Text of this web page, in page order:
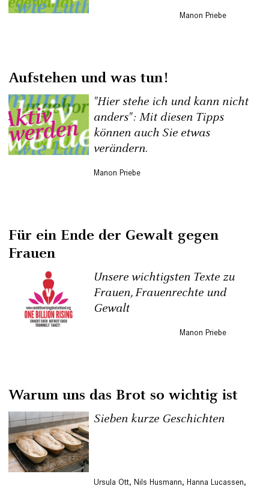
Manon Priebe
Aufstehen und was tun!
"Hier stehe ich und kann nicht
anders": Mit diesen Tipps
können auch Sie etwas
verändern.
Manon Priebe
Für ein Ende der Gewalt gegen
Frauen
Unsere wichtigsten Texte zu
Frauen, Frauenrechte und
Gewalt
Manon Priebe
Warum uns das Brot so wichtig ist
Sieben kurze Geschichten
Ursula Ott,Nils Husmann,Hanna Lucassen,